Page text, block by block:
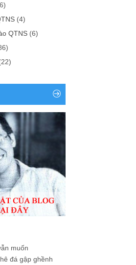
(4)
QTNS (6)
muốn
đá gập ghềnh